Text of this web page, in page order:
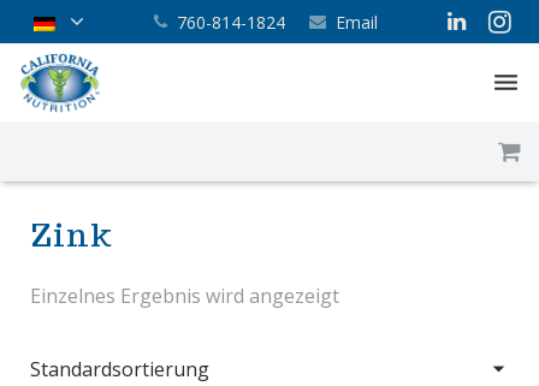
760-814-1824 Email
Blog
Zink
Einzelnes Ergebnis wird angezeigt